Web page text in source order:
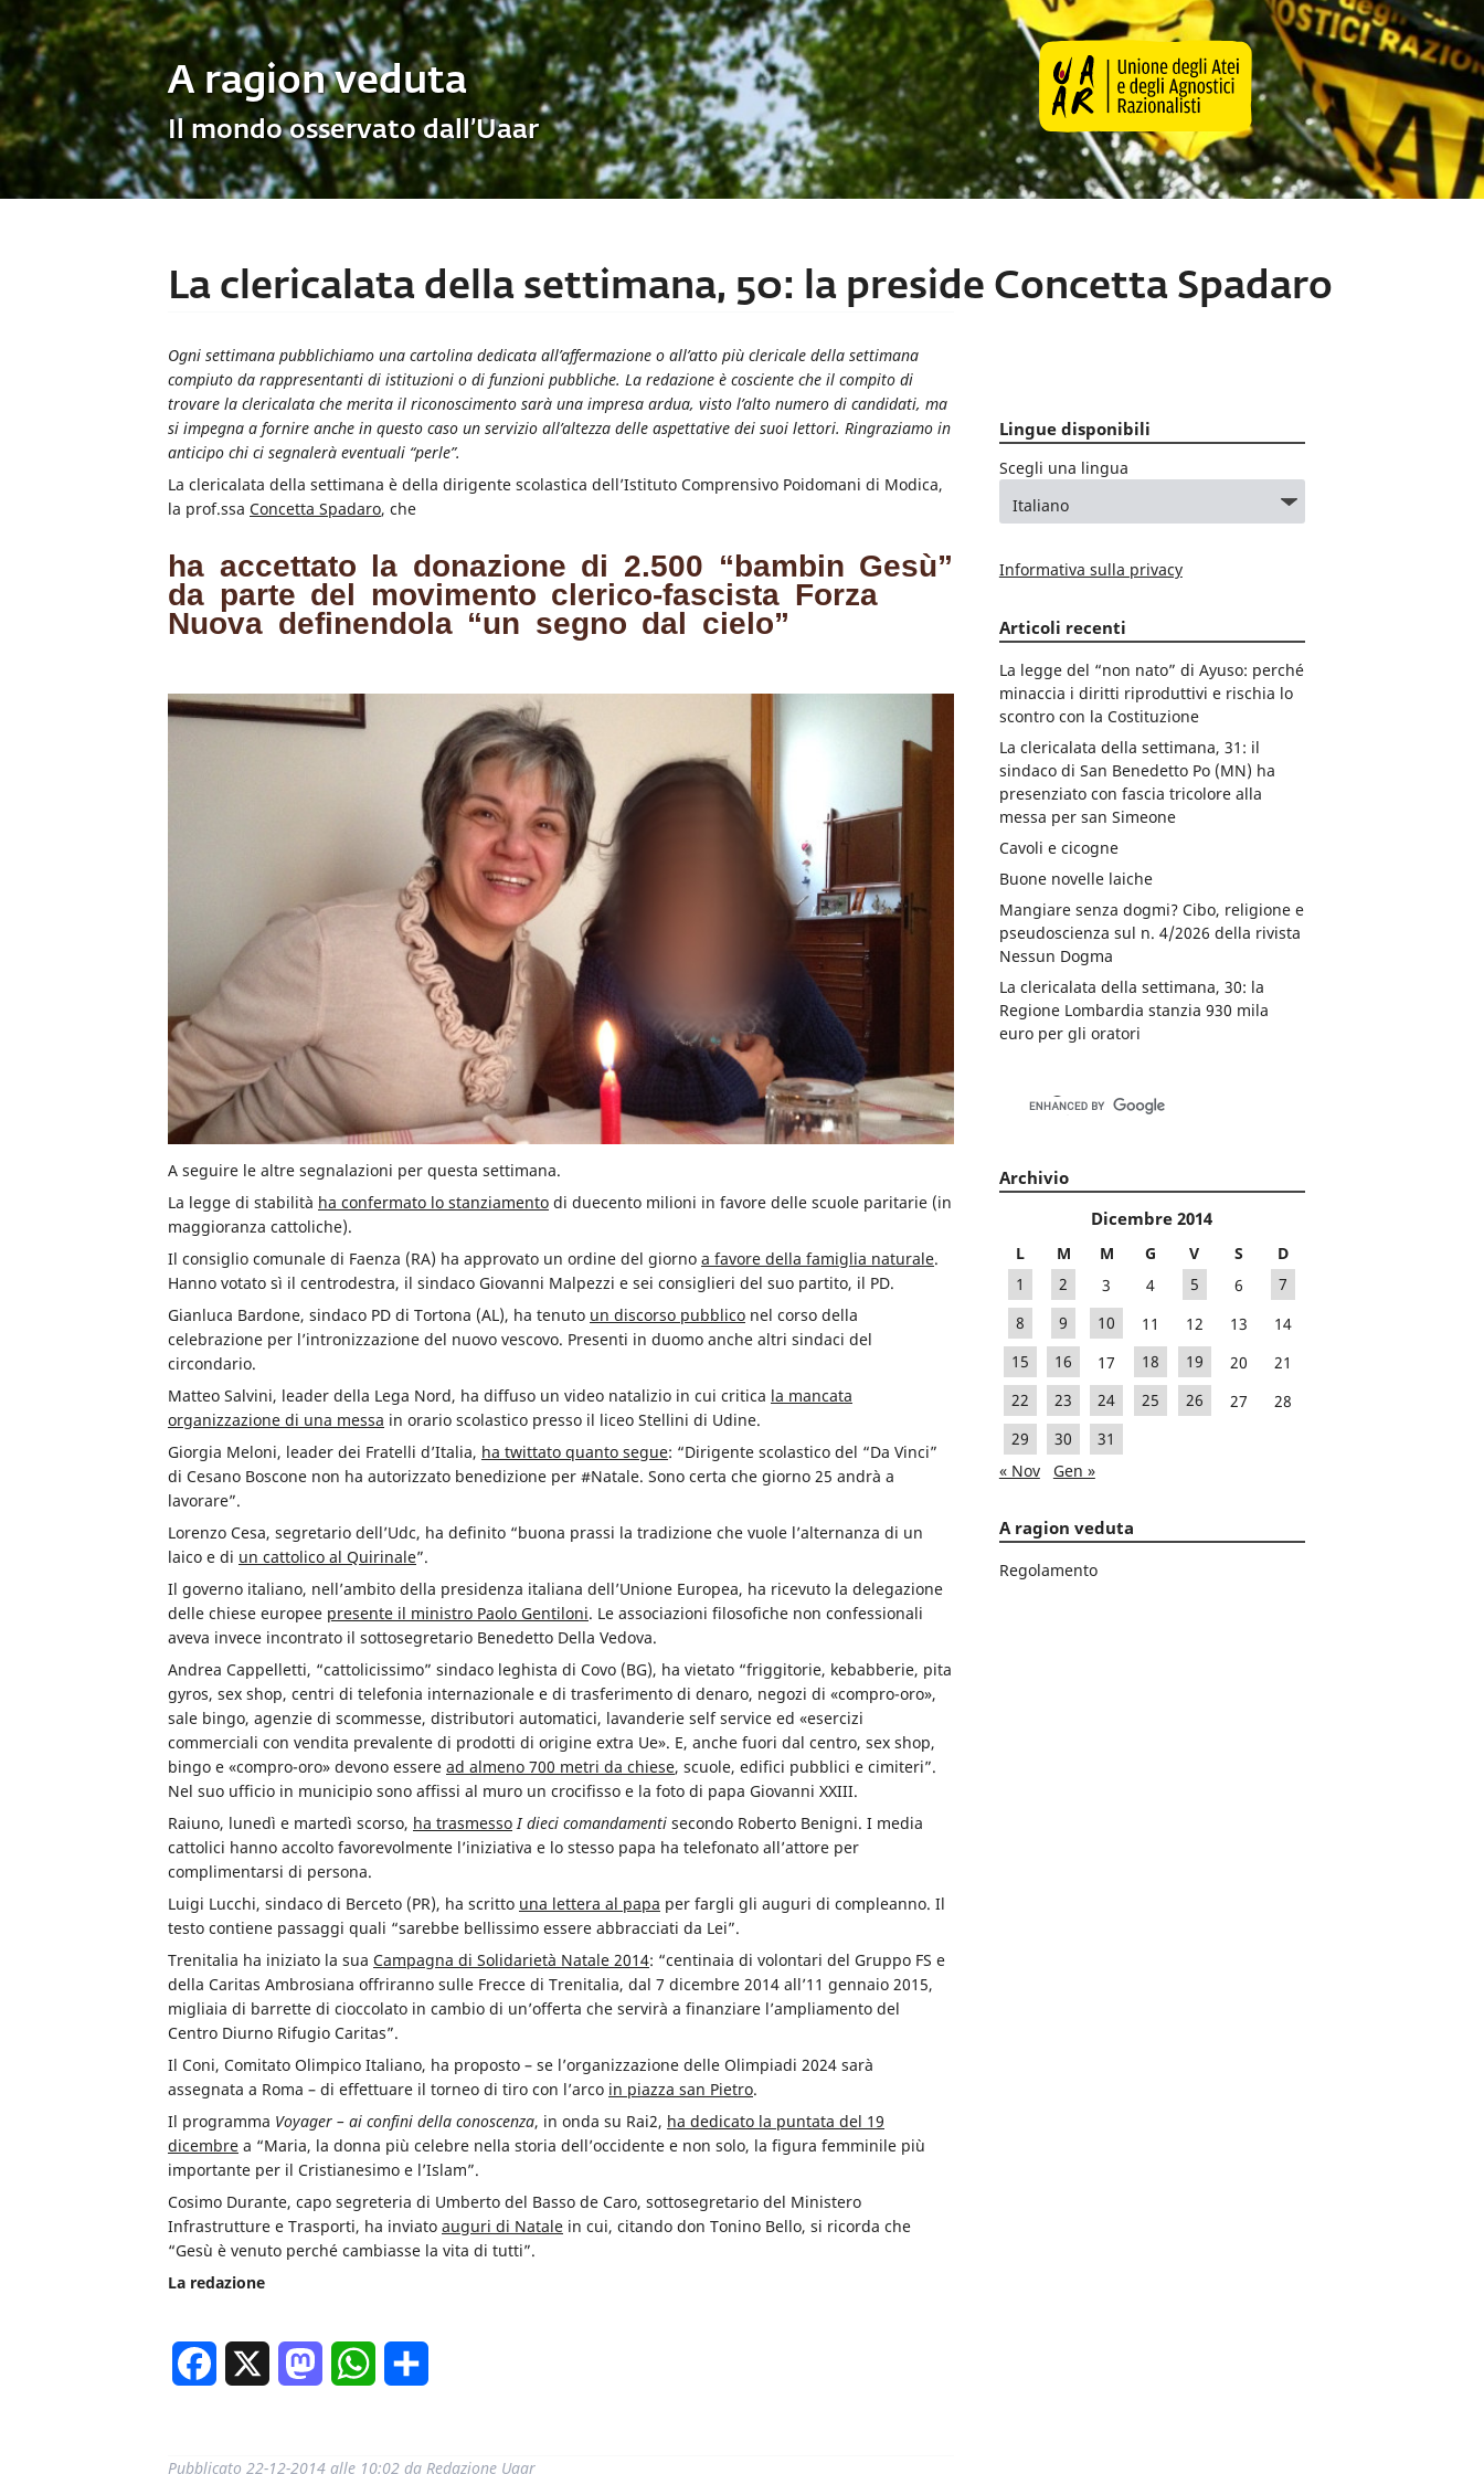
A ragion veduta
Il mondo osservato dall’Uaar
La clericalata della settimana, 50: la preside Concetta Spadaro
Ogni settimana pubblichiamo una cartolina dedicata all’affermazione o all’atto più clericale della settimana
compiuto da rappresentanti di istituzioni o di funzioni pubbliche. La redazione è cosciente che il compito di
trovare la clericalata che merita il riconoscimento sarà una impresa ardua, visto l’alto numero di candidati, ma
si impegna a fornire anche in questo caso un servizio all’altezza delle aspettative dei suoi lettori. Ringraziamo in
anticipo chi ci segnalerà eventuali “perle”.
La clericalata della settimana è della dirigente scolastica dell’Istituto Comprensivo Poidomani di Modica,
la prof.ssa Concetta Spadaro, che
ha accettato la donazione di 2.500 “bambin Gesù”
da parte del movimento clerico-fascista Forza
Nuova definendola “un segno dal cielo”
A seguire le altre segnalazioni per questa settimana.
La legge di stabilità ha confermato lo stanziamento di duecento milioni in favore delle scuole paritarie (in
maggioranza cattoliche).
Il consiglio comunale di Faenza (RA) ha approvato un ordine del giorno a favore della famiglia naturale.
Hanno votato sì il centrodestra, il sindaco Giovanni Malpezzi e sei consiglieri del suo partito, il PD.
Gianluca Bardone, sindaco PD di Tortona (AL), ha tenuto un discorso pubblico nel corso della
celebrazione per l’intronizzazione del nuovo vescovo. Presenti in duomo anche altri sindaci del
circondario.
Matteo Salvini, leader della Lega Nord, ha diffuso un video natalizio in cui critica la mancata
organizzazione di una messa in orario scolastico presso il liceo Stellini di Udine.
Giorgia Meloni, leader dei Fratelli d’Italia, ha twittato quanto segue: “Dirigente scolastico del “Da Vinci”
di Cesano Boscone non ha autorizzato benedizione per #Natale. Sono certa che giorno 25 andrà a
lavorare”.
Lorenzo Cesa, segretario dell’Udc, ha definito “buona prassi la tradizione che vuole l’alternanza di un
laico e di un cattolico al Quirinale”.
Il governo italiano, nell’ambito della presidenza italiana dell’Unione Europea, ha ricevuto la delegazione
delle chiese europee presente il ministro Paolo Gentiloni. Le associazioni filosofiche non confessionali
aveva invece incontrato il sottosegretario Benedetto Della Vedova.
Andrea Cappelletti, “cattolicissimo” sindaco leghista di Covo (BG), ha vietato “friggitorie, kebabberie, pita
gyros, sex shop, centri di telefonia internazionale e di trasferimento di denaro, negozi di «compro-oro»,
sale bingo, agenzie di scommesse, distributori automatici, lavanderie self service ed «esercizi
commerciali con vendita prevalente di prodotti di origine extra Ue». E, anche fuori dal centro, sex shop,
bingo e «compro-oro» devono essere ad almeno 700 metri da chiese, scuole, edifici pubblici e cimiteri”.
Nel suo ufficio in municipio sono affissi al muro un crocifisso e la foto di papa Giovanni XXIII.
Raiuno, lunedì e martedì scorso, ha trasmesso I dieci comandamenti secondo Roberto Benigni. I media
cattolici hanno accolto favorevolmente l’iniziativa e lo stesso papa ha telefonato all’attore per
complimentarsi di persona.
Luigi Lucchi, sindaco di Berceto (PR), ha scritto una lettera al papa per fargli gli auguri di compleanno. Il
testo contiene passaggi quali “sarebbe bellissimo essere abbracciati da Lei”.
Trenitalia ha iniziato la sua Campagna di Solidarietà Natale 2014: “centinaia di volontari del Gruppo FS e
della Caritas Ambrosiana offriranno sulle Frecce di Trenitalia, dal 7 dicembre 2014 all’11 gennaio 2015,
migliaia di barrette di cioccolato in cambio di un’offerta che servirà a finanziare l’ampliamento del
Centro Diurno Rifugio Caritas”.
Il Coni, Comitato Olimpico Italiano, ha proposto – se l’organizzazione delle Olimpiadi 2024 sarà
assegnata a Roma – di effettuare il torneo di tiro con l’arco in piazza san Pietro.
Il programma Voyager – ai confini della conoscenza, in onda su Rai2, ha dedicato la puntata del 19
dicembre a “Maria, la donna più celebre nella storia dell’occidente e non solo, la figura femminile più
importante per il Cristianesimo e l’Islam”.
Cosimo Durante, capo segreteria di Umberto del Basso de Caro, sottosegretario del Ministero
Infrastrutture e Trasporti, ha inviato auguri di Natale in cui, citando don Tonino Bello, si ricorda che
“Gesù è venuto perché cambiasse la vita di tutti”.
La redazione
Facebook MastodonWhatsApp
Pubblicato 22-12-2014 alle 10:02 da Redazione Uaar
Lingue disponibili
Scegli una lingua
Informativa sulla privacy
Articoli recenti
La legge del “non nato” di Ayuso: perché
minaccia i diritti riproduttivi e rischia lo
scontro con la Costituzione
La clericalata della settimana, 31: il
sindaco di San Benedetto Po (MN) ha
presenziato con fascia tricolore alla
messa per san Simeone
Cavoli e cicogne
Buone novelle laiche
Mangiare senza dogmi? Cibo, religione e
pseudoscienza sul n. 4/2026 della rivista
Nessun Dogma
La clericalata della settimana, 30: la
Regione Lombardia stanzia 930 mila
euro per gli oratori
Archivio
Dicembre 2014
L M M G V S
D
1
2 3 4 5 6
7
8
9 10 11 12 13
14
15
16 17 18 19 20
21
22
23 24 25 26 27
28
29
30
31
« Nov
Gen »
A ragion veduta
Regolamento